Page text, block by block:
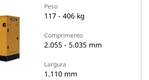
Peso
117 - 406 kg
Comprimento
2.055 - 5.035 mm
Largura
1.110 mm